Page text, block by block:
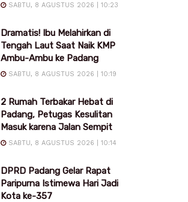
SABTU, 8 AGUSTUS 2026 | 10:23
Dramatis! Ibu Melahirkan di
Tengah Laut Saat Naik KMP
Ambu-Ambu ke Padang
SABTU, 8 AGUSTUS 2026 | 10:19
2 Rumah Terbakar Hebat di
Padang, Petugas Kesulitan
Masuk karena Jalan Sempit
SABTU, 8 AGUSTUS 2026 | 10:14
DPRD Padang Gelar Rapat
Paripurna Istimewa Hari Jadi
Kota ke-357